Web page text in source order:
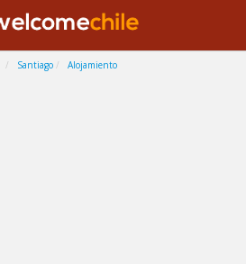
Santiago Alojamiento